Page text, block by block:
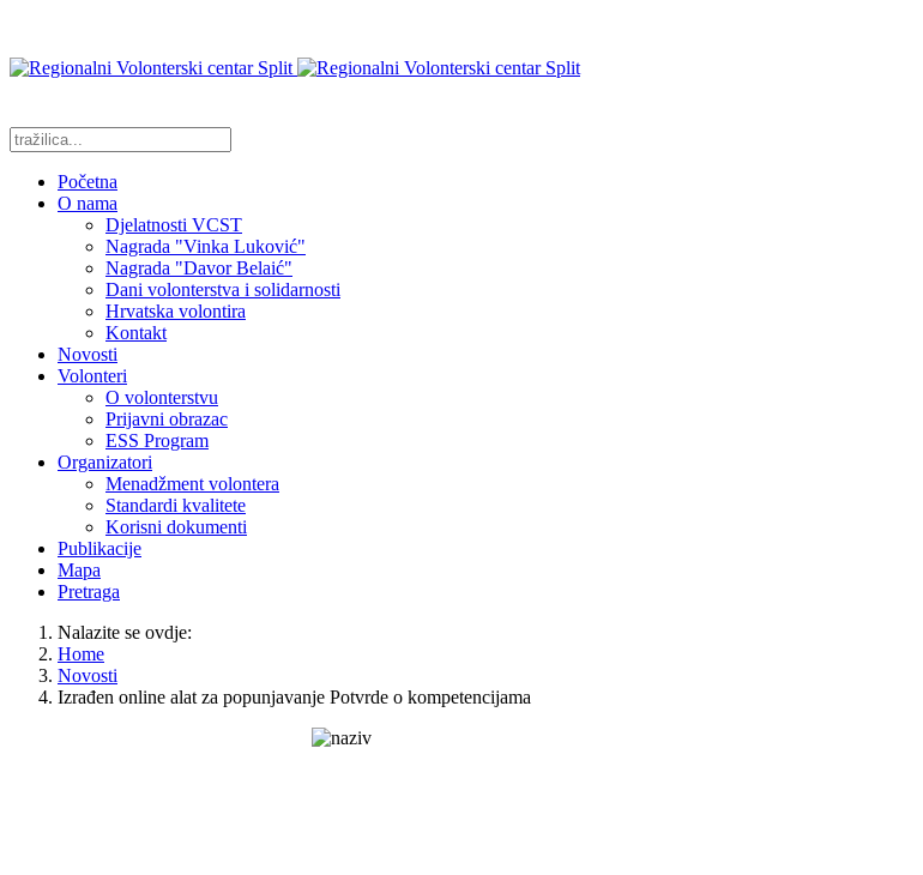
Početna
O nama
Djelatnosti VCST
Nagrada "Vinka Luković"
Nagrada "Davor Belaić"
Dani volonterstva i solidarnosti
Hrvatska volontira
Kontakt
Novosti
Volonteri
O volonterstvu
Prijavni obrazac
ESS Program
Organizatori
Menadžment volontera
Standardi kvalitete
Korisni dokumenti
Publikacije
Mapa
Pretraga
Nalazite se ovdje:
Home
Novosti
Izrađen online alat za popunjavanje Potvrde o kompetencijama